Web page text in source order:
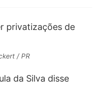
/ PR
da Silva disse